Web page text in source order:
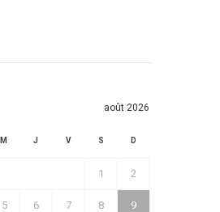
août 2026
M J V S D
1 2
5 6 7 8 9